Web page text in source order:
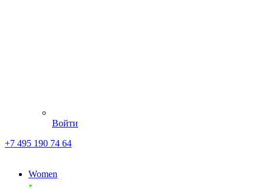
Войти
+7 495 190 74 64
Women